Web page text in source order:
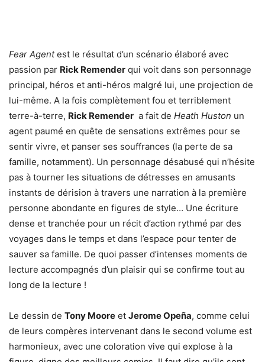
Fear Agentest le résultat d’un scénario élaboré avec
passion par Rick Remender qui voit dans son personnage
principal, héros et anti-héros malgré lui, une projection de
lui-même. A la fois complètement fou et terriblement
terre-à-terre, Rick Remender a fait de Heath Huston un
agent paumé en quête de sensations extrêmes pour se
sentir vivre, et panser ses souffrances (la perte de sa
famille, notamment). Un personnage désabusé qui n’hésite
pas à tourner les situations de détresses en amusants
instants de dérision à travers une narration à la première
personne abondante en figures de style… Une écriture
dense et tranchée pour un récit d’action rythmé par des
voyages dans le temps et dans l’espace pour tenter de
sauver sa famille. De quoi passer d’intenses moments de
lecture accompagnés d’un plaisir qui se confirme tout au
long de la lecture !
Le dessin de Tony Moore et Jerome Opeña, comme celui
de leurs compères intervenant dans le second volume est
harmonieux, avec une coloration vive qui explose à la